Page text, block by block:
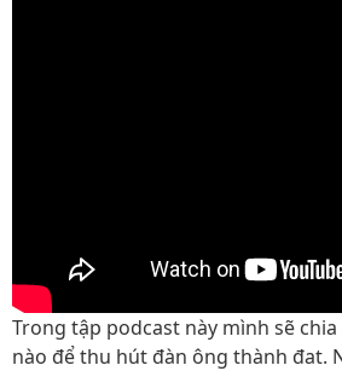
Trong tập podcast này mình sẽ
nào để thu hút đàn ông thành đat.